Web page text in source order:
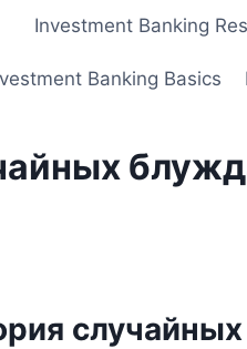
Investment Banking
Banking Basics